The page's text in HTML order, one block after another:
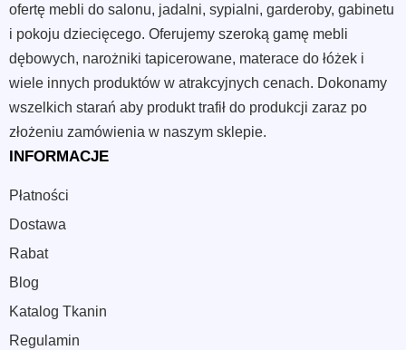
ofertę mebli do salonu, jadalni, sypialni, garderoby, gabinetu
i pokoju dziecięcego. Oferujemy szeroką gamę mebli
dębowych, narożniki tapicerowane, materace do łóżek i
wiele innych produktów w atrakcyjnych cenach. Dokonamy
wszelkich starań aby produkt trafił do produkcji zaraz po
złożeniu zamówienia w naszym sklepie.
INFORMACJE
Płatności
Dostawa
Rabat
Blog
Katalog Tkanin
Regulamin